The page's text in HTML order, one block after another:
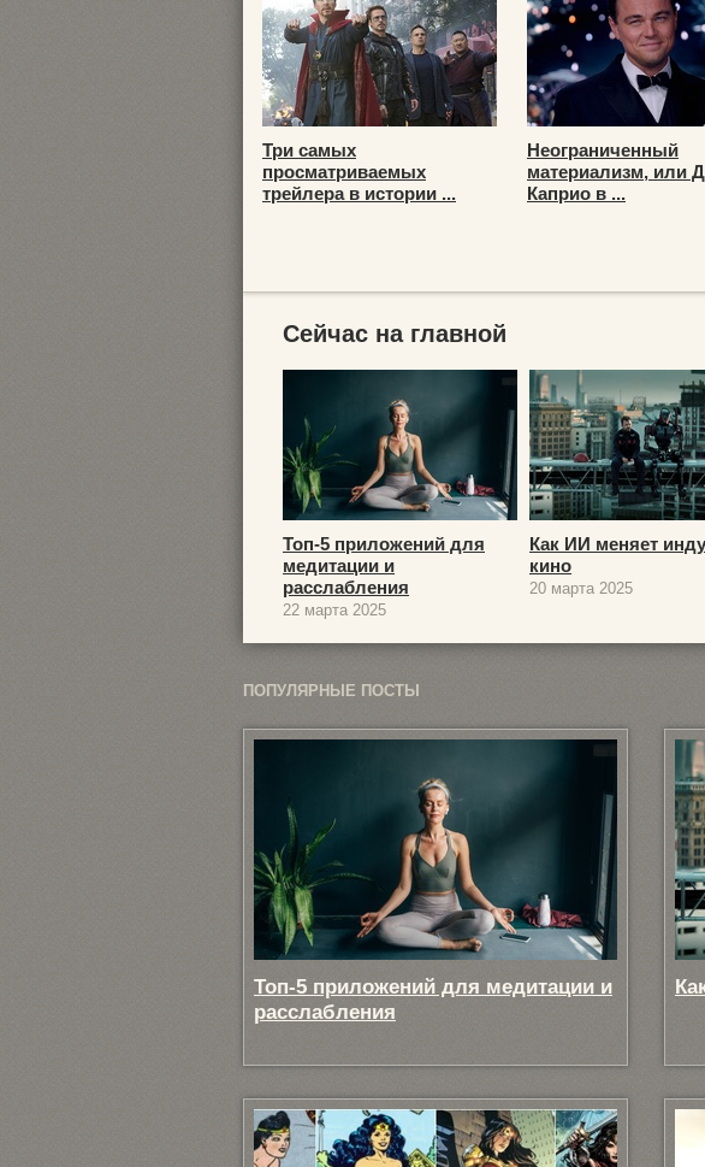
Три самых
просматриваемых
трейлера в истории ...
Неограниченный
материализм, или
Каприо в ...
Сейчас на главной
Топ-5 приложений для
медитации и
расслабления
22 марта 2025
Как ИИ меняет
кино
20 марта 2025
ПОПУЛЯРНЫЕ ПОСТЫ
Топ-5 приложений для медитации и
расслабления